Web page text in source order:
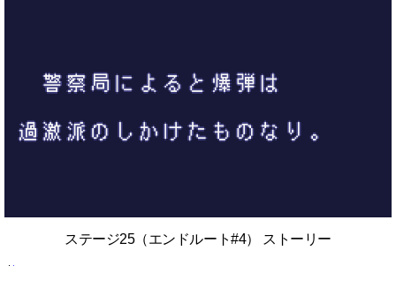
ステージ25（エンドルート#4） ストーリー